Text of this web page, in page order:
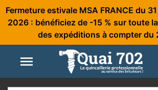
Fermeture estivale MSA FRANCE du
2026 : bénéficiez de -15 % sur toute
des expéditions à compter du
